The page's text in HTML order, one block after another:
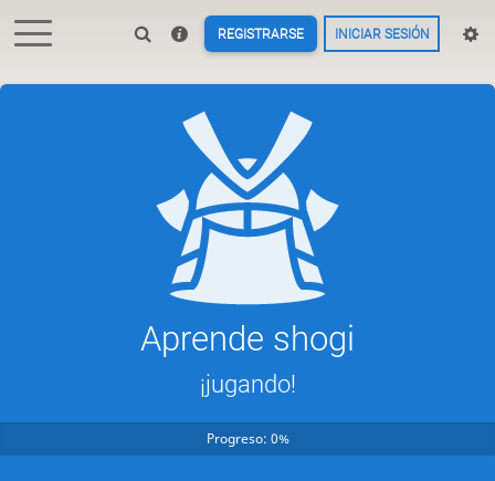
REGISTRARSE INICIAR SESIÓN
Aprende shogi
¡jugando!
Progreso: 0%